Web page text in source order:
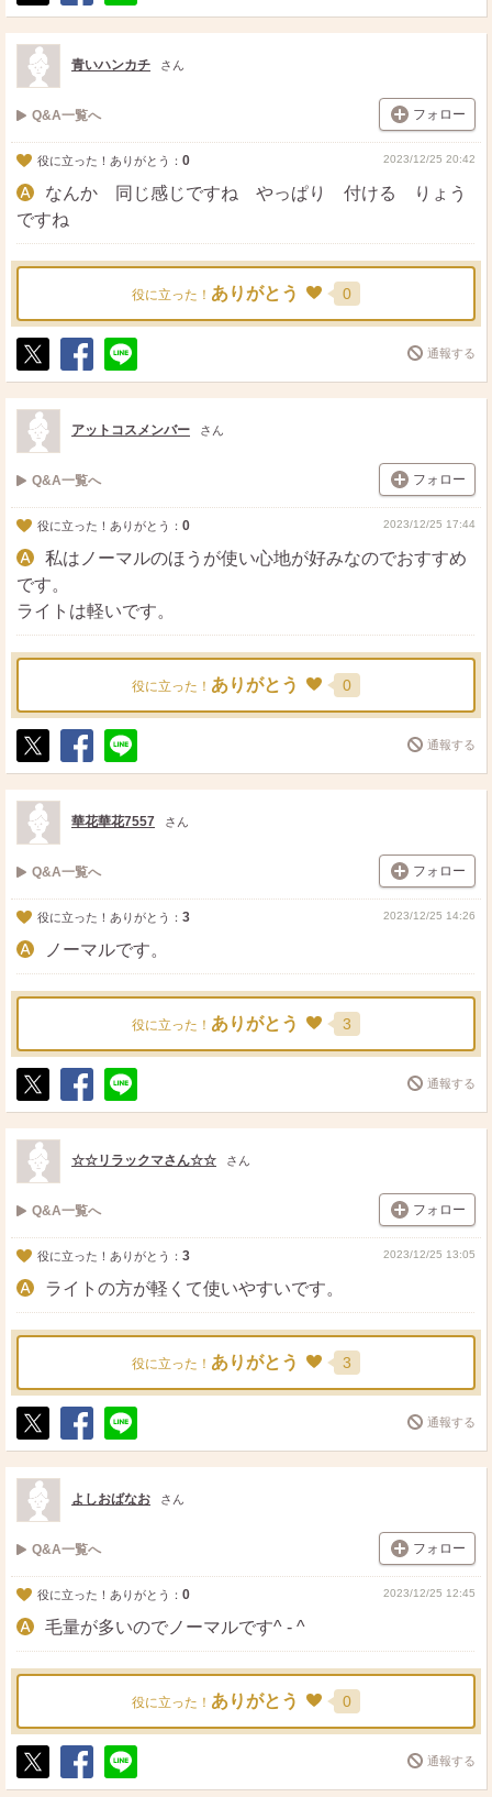
ポ
ス
ト
シ
ェ
送
る
青いハンカチ さん
Q&A一覧へ フォロー
役に立った！ありがとう： 0 2023/12/25 20:42
なんか 同じ感じですね やっぱり 付ける りょう
ですね
役に立った！ ありがとう 0
ポ
ス
ト
シ
ェ
送
る
通報する
アットコスメンバー さん
Q&A一覧へ フォロー
役に立った！ありがとう： 0 2023/12/25 17:44
私はノーマルのほうが使い心地が好みなのでおすすめ
です。
ライトは軽いです。
役に立った！ ありがとう 0
ポ
ス
ト
シ
ェ
送
る
通報する
華花華花7557 さん
Q&A一覧へ フォロー
役に立った！ありがとう： 3 2023/12/25 14:26
ノーマルです。
役に立った！ ありがとう 3
ポ
ス
ト
シ
ェ
送
る
通報する
☆☆リラックマさん☆☆ さん
Q&A一覧へ フォロー
役に立った！ありがとう： 3 2023/12/25 13:05
ライトの方が軽くて使いやすいです。
役に立った！ ありがとう 3
ポ
ス
ト
シ
ェ
送
る
通報する
よしおばなお さん
Q&A一覧へ フォロー
役に立った！ありがとう： 0 2023/12/25 12:45
毛量が多いのでノーマルです^ - ^
役に立った！ ありがとう 0
ポ
シ
送
通報する